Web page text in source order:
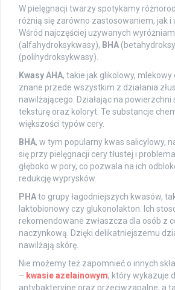
W pielęgnacji twarzy spotykamy
różnią się zarówno zastosowaniem, jak i
Wśród najczęściej używanych
(alfahydroksykwasy), BHA
(polihydroksykwasy).
Kwasy AHA, takie jak glikolowy, mlekowy
znane przede wszystkim z działania
nawilżającego. Działając na powierzchni
teksturę oraz koloryt. Te substancje
większości typów cery.
BHA, w tym popularny kwas salicylowy,
się przy pielęgnacji cery tłustej i
głęboko w pory, co pozwala na ich
redukcję wyprysków.
PHAto grupy łagodniejszych kwasów,
laktobionowy czy glukonolakton. Ich
rekomendowane zwłaszcza dla osób z
naczynkową. Dzięki delikatniejszemu
nawilżają skórę.
Nie możemy też zapomnieć o innych
– kwasie azelainowym, który wykazuje
antybakteryjne oraz przeciwzapalne, a